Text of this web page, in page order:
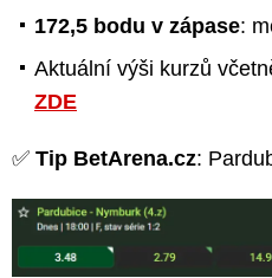
172,5 bodu v zápase:
Aktuální výši kurzů
ZDE
✅ Tip BetArena.cz: